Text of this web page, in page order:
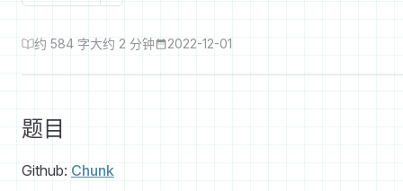
约 584 字大约 2 分钟 2022-12-01
题目
Github: Chunk